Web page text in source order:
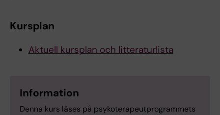
Kursplan
Aktuell kursplan och litteraturlista
Information
Denna kurs läses på psykoterapeutprogrammets